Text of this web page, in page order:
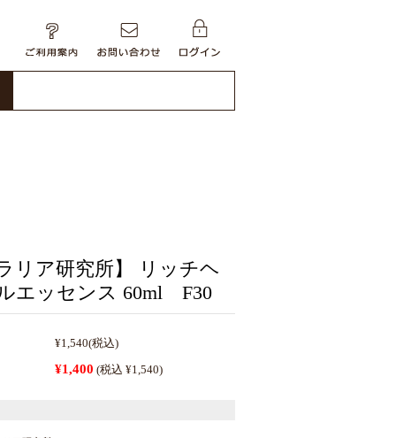
リア研究所】 リッチヘ
エッセンス 60ml F30
¥1,540(税込)
¥1,400 (税込 ¥1,540)